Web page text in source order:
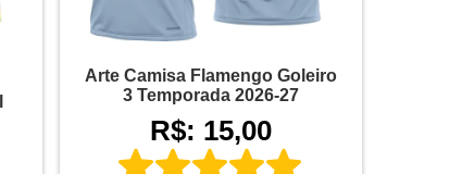
Arte Camisa Flamengo Goleiro
3 Temporada 2026-27
R$: 15,00